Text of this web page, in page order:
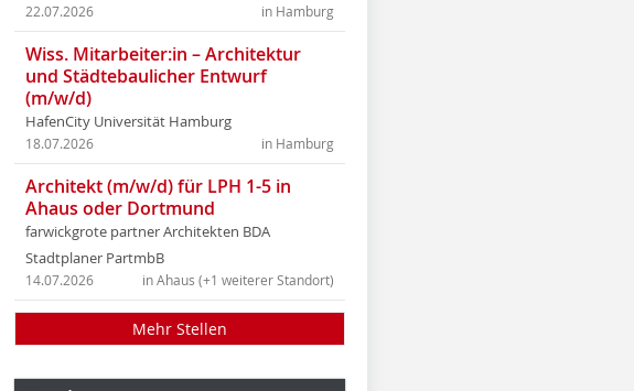
in Hamburg
22.07.2026
Wiss. Mitarbeiter:in – Architektur
und Städtebaulicher Entwurf
(m/w/d)
HafenCity Universität Hamburg
in Hamburg
18.07.2026
Architekt (m/w/d) für LPH 1-5 in
Ahaus oder Dortmund
farwickgrote partner Architekten BDA
Stadtplaner PartmbB
in Ahaus (+1 weiterer Standort)
14.07.2026
Mehr Stellen